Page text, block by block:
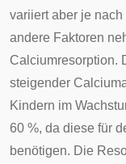
variiert aber je
andere Faktoren
Calciumresorption.
steigender
Kindern im
60 %, da diese für
benötigen. Die